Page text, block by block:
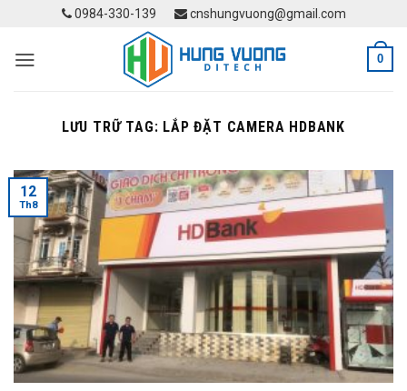
content
0984-330-139 cnshungvuong@gmail.com
0
LƯU TRỮ TAG: LẮP ĐẶT CAMERA HDBANK
12
Th8